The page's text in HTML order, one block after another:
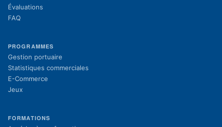
Évaluations
FAQ
PROGRAMMES
Gestion portuaire
Statistiques commerciales
E-Commerce
Jeux
FORMATIONS